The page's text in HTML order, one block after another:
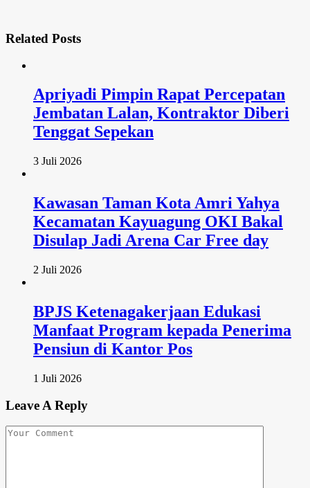
Related Posts
Apriyadi Pimpin Rapat Percepatan
Jembatan Lalan, Kontraktor Diberi
Tenggat Sepekan
3 Juli 2026
Kawasan Taman Kota Amri Yahya
Kecamatan Kayuagung OKI Bakal
Disulap Jadi Arena Car Free day
2 Juli 2026
BPJS Ketenagakerjaan Edukasi
Manfaat Program kepada Penerima
Pensiun di Kantor Pos
1 Juli 2026
Leave A Reply